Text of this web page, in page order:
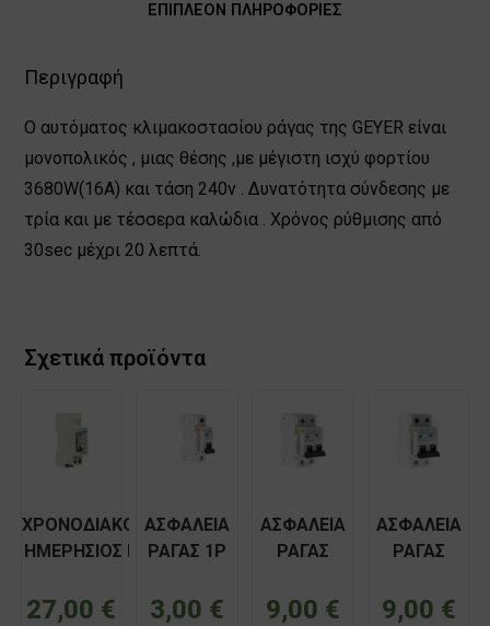
ΕΠΙΠΛΈΟΝ ΠΛΗΡΟΦΟΡΊΕΣ
Περιγραφή
Ο αυτόματος κλιμακοστασίου ράγας της GEYER είναι
μονοπολικός , μιας θέσης ,με μέγιστη ισχύ φορτίου
3680W(16A) και τάση 240v . Δυνατότητα σύνδεσης με
τρία και με τέσσερα καλώδια . Χρόνος ρύθμισης από
30sec μέχρι 20 λεπτά.
Σχετικά προϊόντα
ΧΡΟΝΟΔΙΑΚΟΠΤΗΣ
ΗΜΕΡΗΣΙΟΣ ΡΑΓΑΣ
ΜΕ ΕΦΕΔΡΕΙΑ
27,00 €
ΑΣΦΑΛΕΙΑ
ΡΑΓΑΣ 1P
GEYER
3,00 €
ΑΣΦΑΛΕΙΑ
ΡΑΓΑΣ
GEYER
9,00 €
ΑΣΦΑΛΕΙΑ
ΡΑΓΑΣ
GEYER
9,00 €